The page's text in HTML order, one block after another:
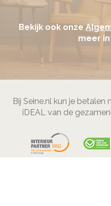
Bekijk ook onze
meer
Bij Seine.nl kun je
iDEAL van de